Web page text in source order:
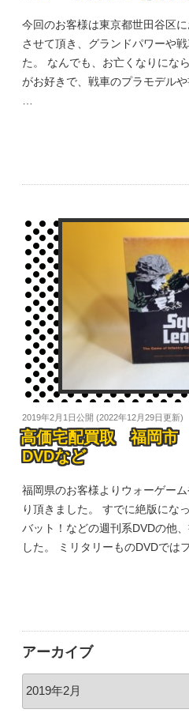
今回のお客様は東京都世田谷区
させて頂き、グランドパワーや
た。 なんでも、お亡くなりにな
がお好きで、戦車のプラモデル
2019年2月1日公開 (2022年12月29日 更新)
高価宅配買取 福岡市
DVDなど
福岡県のお客様よりウォーゲー
り頂きました。 すでに絶版にな
バット！などの週刊系DVDの他
した。 ミリタリーものDVDでは
アーカイブ